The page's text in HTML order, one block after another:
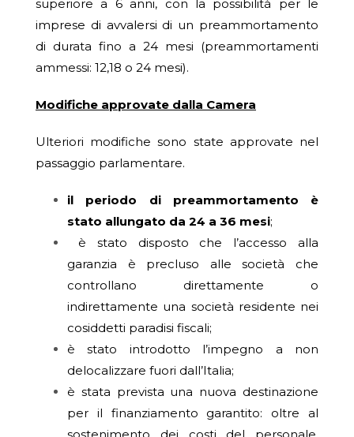
superiore a 6 anni, con la possibilità per le
imprese di avvalersi di un preammortamento
di durata fino a 24 mesi (preammortamenti
ammessi: 12,18 o 24 mesi).
Modifiche approvate dalla Camera
Ulteriori modifiche sono state approvate nel
passaggio parlamentare.
il periodo di preammortamento è
stato allungato da 24 a 36 mesi;
è stato disposto che l’accesso alla
garanzia è precluso alle società che
controllano direttamente o
indirettamente una società residente nei
cosiddetti paradisi fiscali;
è stato introdotto l’impegno a non
delocalizzare fuori dall’Italia;
è stata prevista una nuova destinazione
per il finanziamento garantito: oltre al